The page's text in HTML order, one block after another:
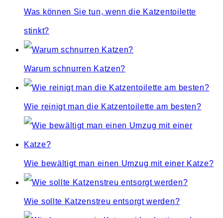
Was können Sie tun, wenn die Katzentoilette
stinkt?
Warum schnurren Katzen?
Wie reinigt man die Katzentoilette am besten?
Wie bewältigt man einen Umzug mit einer Katze?
Wie sollte Katzenstreu entsorgt werden?